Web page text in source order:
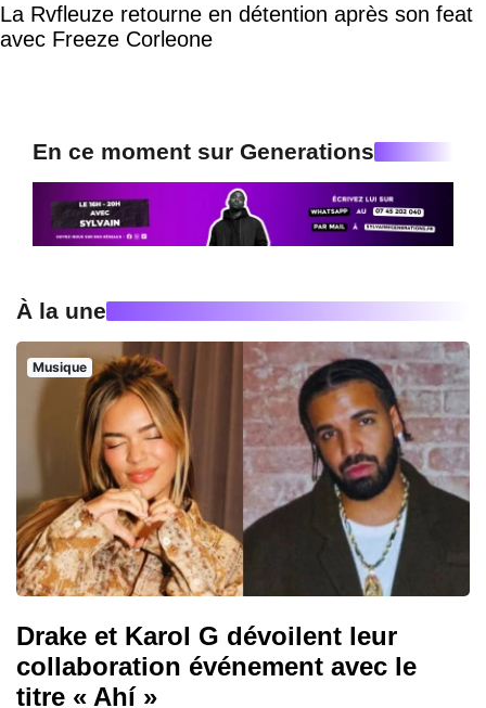
La Rvfleuze retourne en détention après son feat
avec Freeze Corleone
En ce moment sur Generations
À la une
Musique
Drake et Karol G dévoilent leur
collaboration événement avec le
titre « Ahí »